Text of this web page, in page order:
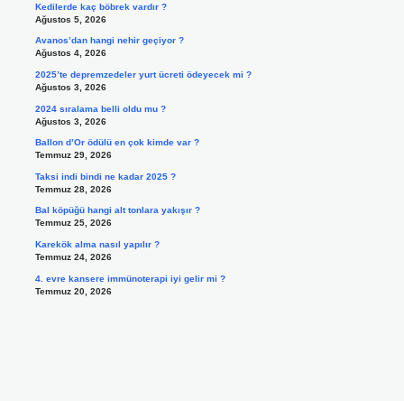
Kedilerde kaç böbrek vardır ?
Ağustos 5, 2026
Avanos’dan hangi nehir geçiyor ?
Ağustos 4, 2026
2025’te depremzedeler yurt ücreti ödeyecek mi ?
Ağustos 3, 2026
2024 sıralama belli oldu mu ?
Ağustos 3, 2026
Ballon d’Or ödülü en çok kimde var ?
Temmuz 29, 2026
Taksi indi bindi ne kadar 2025 ?
Temmuz 28, 2026
Bal köpüğü hangi alt tonlara yakışır ?
Temmuz 25, 2026
Karekök alma nasıl yapılır ?
Temmuz 24, 2026
4. evre kansere immünoterapi iyi gelir mi ?
Temmuz 20, 2026